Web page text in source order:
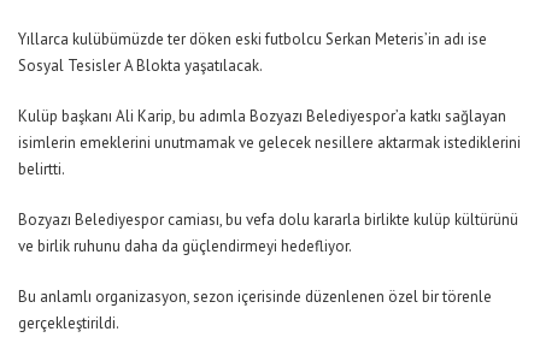
Yıllarca kulübümüzde ter döken eski futbolcu Serkan Meteris’in adı ise
Sosyal Tesisler A Blokta yaşatılacak.
Kulüp başkanı Ali Karip, bu adımla Bozyazı Belediyespor’a katkı sağlayan
isimlerin emeklerini unutmamak ve gelecek nesillere aktarmak istediklerini
belirtti.
Bozyazı Belediyespor camiası, bu vefa dolu kararla birlikte kulüp kültürünü
ve birlik ruhunu daha da güçlendirmeyi hedefliyor.
Bu anlamlı organizasyon, sezon içerisinde düzenlenen özel bir törenle
gerçekleştirildi.